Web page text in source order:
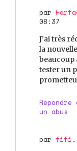
par
08:37
J’ai très
la
beaucoup
tester un
Répondre
un abus
par fifi